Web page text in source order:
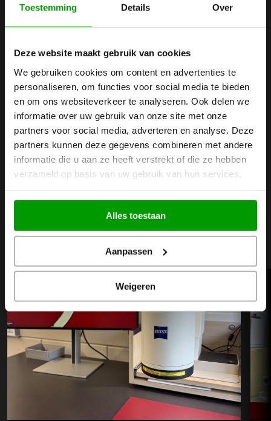
Toestemming Details Over
Deze website maakt gebruik van cookies
We gebruiken cookies om content en advertenties te
personaliseren, om functies voor social media te bieden
en om ons websiteverkeer te analyseren. Ook delen we
informatie over uw gebruik van onze site met onze
partners voor social media, adverteren en analyse. Deze
partners kunnen deze gegevens combineren met andere
informatie die u aan ze heeft verstrekt of die ze hebben
verzameld op basis van uw gebruik van hun services.
Alles toestaan
Aanpassen
Weigeren
der MTC
Am 23. April 2026 ist BKB Precision auf der Manufacturing
Technology Conference 2026 zu finden, die im
Konferenzzentrum Koningshof in Veldhoven stattfindet. Der
Besuch der Ausstellung ist für Besucher mit vorheriger
Registrierung kostenlos. Sie können Ihre kostenlose
Eintrittskarte über den unten stehenden Link registrieren.
Registrieren Sie Ihr kostenloses Ticket!
Bleiben Sie auf dem Laufenden